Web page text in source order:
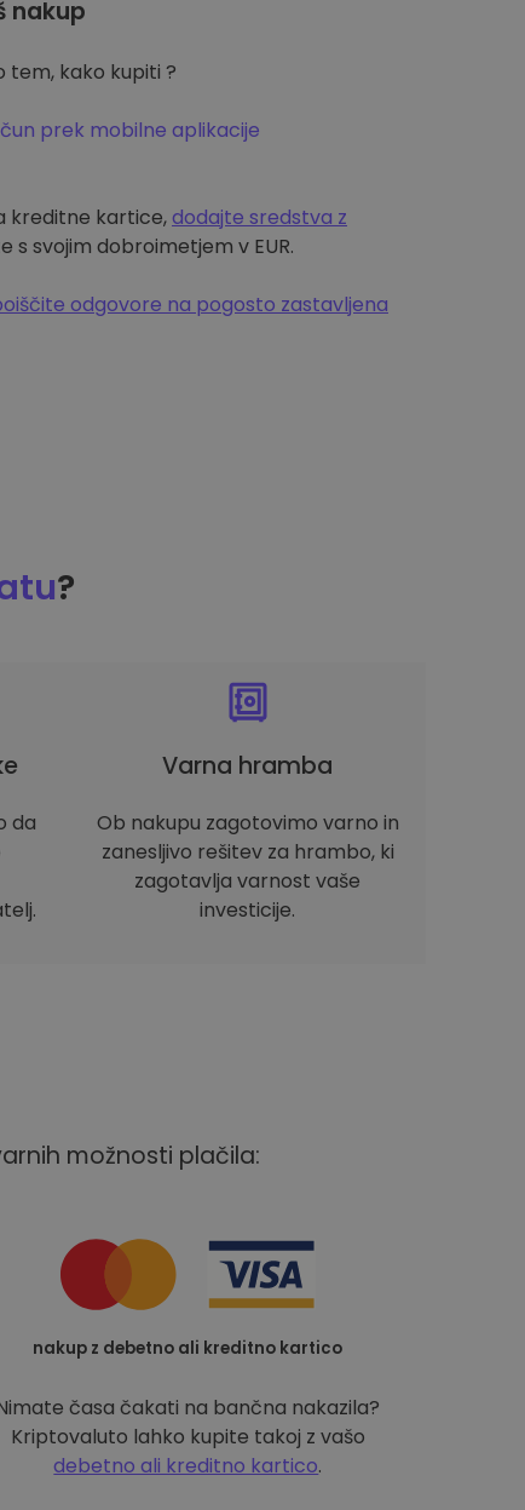
nakup
kako kupiti ?
prek mobilne aplikacije
kreditne kartice,dodajte sredstva z
s svojim dobroimetjem v EUR.
odgovore na pogosto zastavljena
?
da
Varna hramba
Ob nakupu zagotovimo varno in
zanesljivo rešitev za hrambo, ki
zagotavlja varnost vaše
investicije.
možnosti plačila:
nakup z debetno ali kreditno kartico
časa čakati na bančna nakazila?
Kriptovaluto lahko kupite takoj z vašo
debetno ali kreditno kartico.